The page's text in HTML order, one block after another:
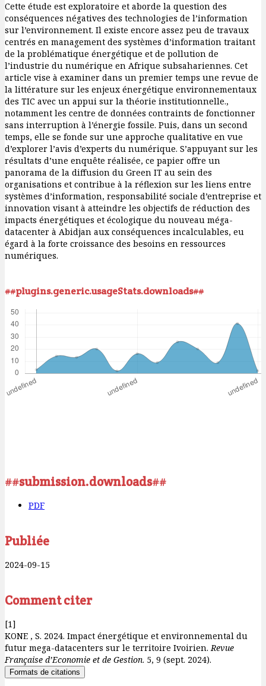
Cette étude est exploratoire et aborde la question des
conséquences négatives des technologies de l’information
sur l’environnement. Il existe encore assez peu de travaux
centrés en management des systèmes d’information traitant
de la problématique énergétique et de pollution de
l’industrie du numérique en Afrique subsahariennes. Cet
article vise à examiner dans un premier temps une revue de
la littérature sur les enjeux énergétique environnementaux
des TIC avec un appui sur la théorie institutionnelle.,
notamment les centre de données contraints de fonctionner
sans interruption à l’énergie fossile. Puis, dans un second
temps, elle se fonde sur une approche qualitative en vue
d’explorer l’avis d’experts du numérique. S’appuyant sur les
résultats d’une enquête réalisée, ce papier offre un
panorama de la diffusion du Green IT au sein des
organisations et contribue à la réflexion sur les liens entre
systèmes d’information, responsabilité sociale d’entreprise et
innovation visant à atteindre les objectifs de réduction des
impacts énergétiques et écologique du nouveau méga-
datacenter à Abidjan aux conséquences incalculables, eu
égard à la forte croissance des besoins en ressources
numériques.
##plugins.generic.usageStats.downloads##
##submission.downloads##
PDF
Publiée
2024-09-15
Comment citer
[1]
KONE , S. 2024. Impact énergétique et environnemental du
futur mega-datacenters sur le territoire Ivoirien.Revue
Française d’Economie et de Gestion. 5, 9 (sept. 2024).
Formats de citations